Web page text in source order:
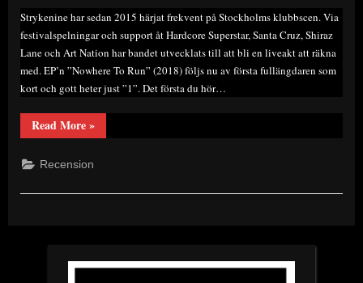
Strykenine har sedan 2015 härjat frekvent på Stockholms klubbscen. Via
festivalspelningar och support åt Hardcore Superstar, Santa Cruz, Shiraz
Lane och Art Nation har bandet utvecklats till att bli en liveakt att räkna
med. EP’n ”Nowhere To Run” (2018) följs nu av första fullängdaren som
kort och gott heter just ”1”. Det första du hör…
Read More“Strÿkenine
–
»
Recension